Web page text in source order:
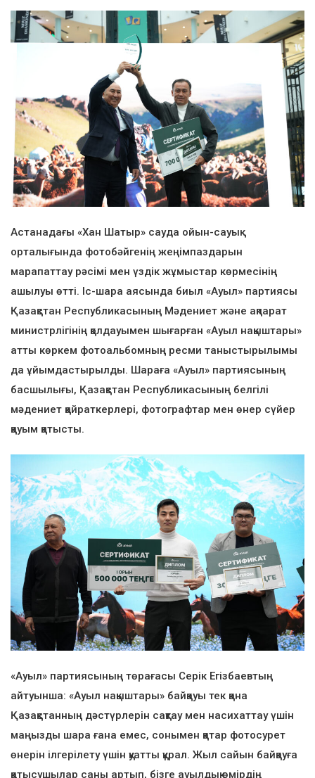
Астанадағы «Хан Шатыр» сауда ойын-сауық
орталығында фотобәйгенің жеңімпаздарын
марапаттау рәсімі мен үздік жұмыстар көрмесінің
ашылуы өтті. Іс-шара аясында биыл «Ауыл» партиясы
Қазақстан Республикасының Мәдениет және ақпарат
министрлігінің қолдауымен шығарған «Ауыл нақыштары»
атты көркем фотоальбомның ресми таныстырылымы
да ұйымдастырылды. Шараға «Ауыл» партиясының
басшылығы, Қазақстан Республикасының белгілі
мәдениет қайраткерлері, фотографтар мен өнер сүйер
қауым қатысты.
«Ауыл» партиясының төрағасы Серік Егізбаевтың
айтуынша: «Ауыл нақыштары» байқауы тек қана
Қазақстанның дәстүрлерін сақтау мен насихаттау үшін
маңызды шара ғана емес, сонымен қатар фотосурет
өнерін ілгерілету үшін қуатты құрал. Жыл сайын байқауға
қатысушылар саны артып, бізге ауылдық өмірдің